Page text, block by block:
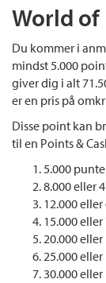
World of
Du kommer i
mindst 5.000
giver dig i alt
er en pris på
Disse point kan
til en Points &
5.000
8.000 eller
12.000 eller
15.000 eller
20.000 eller
25.000 eller
30.000 eller